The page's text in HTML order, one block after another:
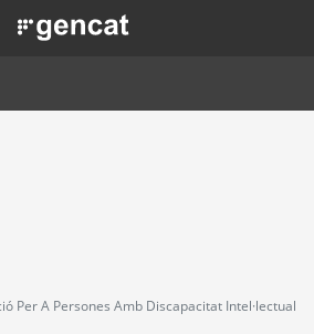
Pasar
al
. Obre en una nova finestra.
Per A Persones Amb Discapacitat Intel·lectual